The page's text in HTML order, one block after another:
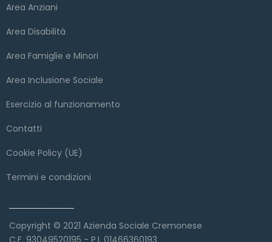
Area Anziani
Area Disabilità
Area Famiglie e Minori
Area Inclusione Sociale
Esercizio al funzionamento
Contatti
Cookie Policy (UE)
Termini e condizioni
Copyright © 2021 Azienda Sociale Cremonese
C.F. 93049520195 - P.I. 01466360193